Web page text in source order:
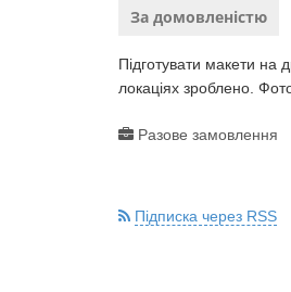
За домовленістю
Підготувати макети на
локаціях зроблено.
Разове замовлення
Підписка через RSS